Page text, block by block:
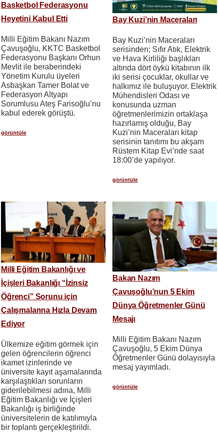
Basketbol Federasyonu
Heyetini Kabul Etti
Milli Eğitim Bakanı Nazım
Çavuşoğlu, KKTC Basketbol
Federasyonu Başkanı Orhun
Mevlit ile beraberindeki
Yönetim Kurulu üyeleri
Asbaşkan Tamer Bolat ve
Federasyon Altyapı
Sorumlusu Ateş Farisoğlu’nu
kabul ederek görüştü.
görüntüle
Bay Kuzi’nin Maceraları
Bay Kuzi’nin Maceraları
serisinden; Sıfır Atık, Elektrik
ve Hava Kirliliği başlıkları
altında dört öykü kitabının ilk
iki serisi çocuklar, okullar ve
halkımız ile buluşuyor. Elektrik
Mühendisleri Odası ve
konusunda uzman
öğretmenlerimizin ortaklaşa
hazırlamış olduğu, Bay
Kuzi’nin Maceraları kitap
serisinin tanıtımı bu akşam
Rüstem Kitap Evi’nde saat
18:00’de yapılıyor.
görüntüle
Milli Eğitim Bakanlığı ve
İçişleri Bakanlığı “İzinsiz
Öğrenci” Sorunu için
Çalışmalarına Hızla Devam
Ediyor
Ülkemize eğitim görmek için
gelen öğrencilerin öğrenci
ikamet izinlerinde ve
üniversite kayıt aşamalarında
karşılaştıkları sorunların
giderilebilmesi adına, Milli
Eğitim Bakanlığı ve İçişleri
Bakanlığı iş birliğinde
üniversitelerin de katılımıyla
bir toplantı gerçekleştirildi.
Bakan Nazım
Çavuşoğlu’nun 5 Ekim
Dünya Öğretmenler Günü
Mesajı
Milli Eğitim Bakanı Nazım
Çavuşoğlu, 5 Ekim Dünya
Öğretmenler Günü dolayısıyla
mesaj yayımladı.
görüntüle